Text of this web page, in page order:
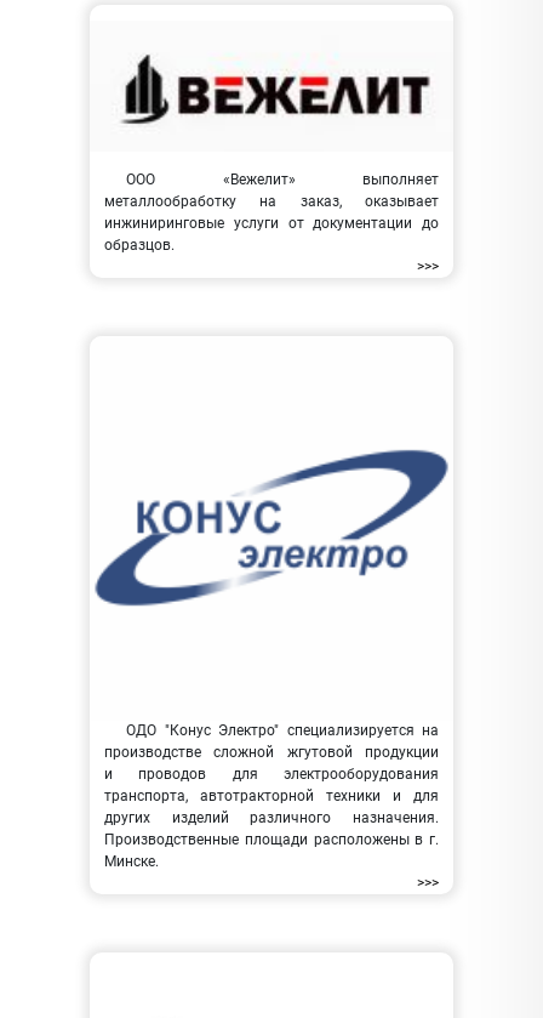
ООО «Вежелит» выполняет
металлообработку на заказ, оказывает
инжиниринговые услуги от документации до
образцов.
>>>
ОДО "Конус Электро" специализируется на
производстве сложной жгутовой продукции
и проводов для электрооборудования
транспорта, автотракторной техники и для
других изделий различного назначения.
Производственные площади расположены в г.
Минске.
>>>